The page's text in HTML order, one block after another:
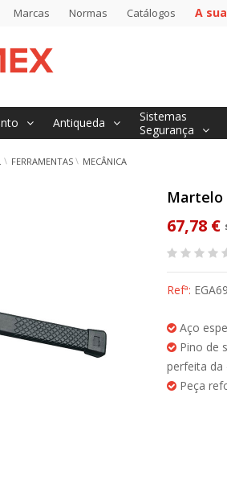
Marcas Normas Catálogos A
Antiqueda
Sistemas
Segurança
FERRAMENTAS MECÂNICA
Martelo
67,78 €
Refª:
Aço
Pino de
perfeita da
Peça